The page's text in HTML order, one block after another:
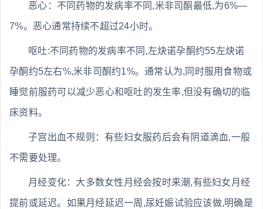
恶心：不同药物的发病率不同,米非司酮最低,为6%—
7%。恶心通常持续不超过24小时。
呕吐:不同药物的发病率不同,左炔诺孕酮约55左炔诺
孕酮约5左右%,米非司酮约1%。通常认为,同时服用食物或
睡觉前服药可以减少恶心和呕吐的发生率,但没有确切的临
床资料。
子宫出血不规则：有些妇女服药后会有阴道滴血,一般
不需要处理。
月经变化：大多数女性月经会按时来潮,有些妇女月经
提前或延迟。如果月经延迟一周,尿妊娠试验应该做,明确是